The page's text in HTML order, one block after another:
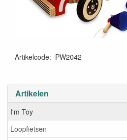
Artikelen
I'm Toy
Loopfietsen
Artikelcode: PW2042